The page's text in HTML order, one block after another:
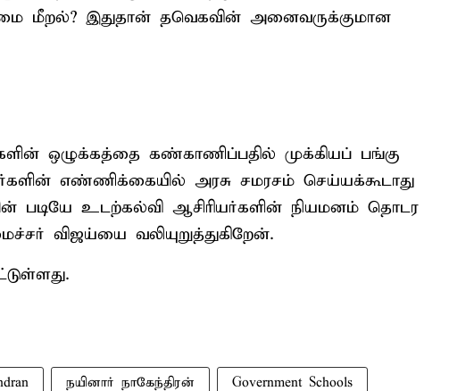
மீறல்? இதுதான் தவெகவின் அனைவருக்குமான
ஒழுக்கத்தை கண்காணிப்பதில் முக்கியப் பங்கு
எண்ணிக்கையில் அரசு சமரசம் செய்யக்கூடாது
படியே உடற்கல்வி ஆசிரியர்களின் நியமனம் தொடர
விஜய்யை வலியுறுத்துகிறேன்.
நயினார் நாகேந்திரன் Government Schools